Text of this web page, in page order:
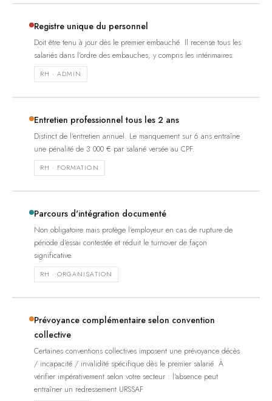
Registre unique du personnel
Doit être tenu à jour dès le premier embauché. Il recense tous les
salariés dans l'ordre des embauches, y compris les intérimaires.
RH · ADMIN
Entretien professionnel tous les 2 ans
Distinct de l'entretien annuel. Le manquement sur 6 ans entraîne
une pénalité de 3 000 € par salarié versée au CPF.
RH · FORMATION
Parcours d'intégration documenté
Non obligatoire mais protège l'employeur en cas de rupture de
période d'essai contestée et réduit le turnover de façon
significative.
RH · ORGANISATION
Prévoyance complémentaire selon convention
collective
Certaines conventions collectives imposent une prévoyance décès
/ incapacité / invalidité spécifique dès le premier salarié. À
vérifier impérativement selon votre secteur : l'absence peut
entraîner un redressement URSSAF.